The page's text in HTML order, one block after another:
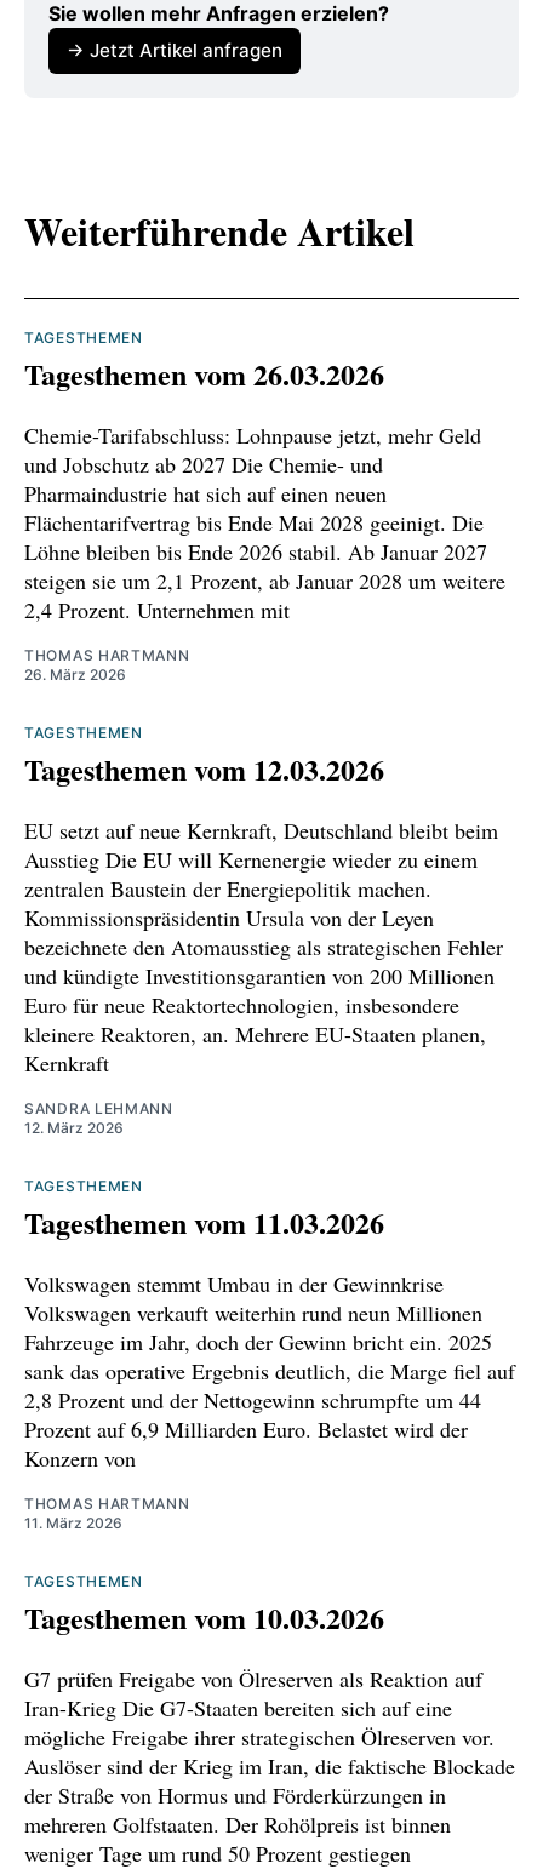
ist/
https://www.gtai.de/de/trade/mercosur/wirtsch
deutschland--1969124
muenchen.de/ratgeber/internationalisierung/lae
nder-und-maerkte/mittel-und-suedamerika/eu-
mercosur/
https://www.tagesschau.de/wirtschaft/weltwirt
schaft/faq-mercosur-abkommen-100.html
https://www.zdfheute.de/politik/ausland/trump-
usa-groenland-zoelle-eu-nato-100.html
https://www.handelsblatt.com/politik/internatio
nal/groenland-europaeer-warnen-trump-in-
streit/100192574.html
https://www.focus.de/politik/ausland/trumps-
zoll-eskalation-offenbart-die-welt-tickt-heute-
nach-ganz-neuen-gesetzen_b01e7380-4ae9-
45be-a9b5-05130913aa88.html
https://www.deutschlandfunk.de/groenland-
weisen-trumps-neuerliche-zoll-drohung-
r/groenland-streit-deutsche-wirtschaft-
entsetzt-ueber-trumps-zolldrohung-neuer-
tiefpunkt/100192468.html
https://www.zew.de/presse/pressearchiv/zew-
praesident-achim-wambach-fuer-weitere-
fuenf-jahre-im-amt-bestaetigt
praesident-achim-wambach-zum-mercosur-
https://www.deutschlandfunk.de/mercosur-
steht-interview-mit-achim-wambach-
oekonom-zew-mannheim-100.html
https://ard.social/@tagesschau/1159116349065
88370
https://www.tagesschau.de/wirtschaft/weltwirt
schaft/achim-wambach-europas-
Sie wollen mehr Anfragen erzielen?
→ Jetzt Artikel anfragen
Weiterführende Artikel
TAGESTHEMEN
Tagesthemen vom 26.03.2026
Chemie-Tarifabschluss: Lohnpause jetzt, mehr Geld
und Jobschutz ab 2027 Die Chemie- und
Pharmaindustrie hat sich auf einen neuen
Flächentarifvertrag bis Ende Mai 2028 geeinigt. Die
Löhne bleiben bis Ende 2026 stabil. Ab Januar 2027
steigen sie um 2,1 Prozent, ab Januar 2028 um weitere
2,4 Prozent. Unternehmen mit
THOMAS HARTMANN
26. März 2026
TAGESTHEMEN
Tagesthemen vom 12.03.2026
EU setzt auf neue Kernkraft, Deutschland bleibt beim
Ausstieg Die EU will Kernenergie wieder zu einem
zentralen Baustein der Energiepolitik machen.
Kommissionspräsidentin Ursula von der Leyen
bezeichnete den Atomausstieg als strategischen Fehler
und kündigte Investitionsgarantien von 200 Millionen
Euro für neue Reaktortechnologien, insbesondere
kleinere Reaktoren, an. Mehrere EU-Staaten planen,
Kernkraft
SANDRA LEHMANN
12. März 2026
TAGESTHEMEN
Tagesthemen vom 11.03.2026
Volkswagen stemmt Umbau in der Gewinnkrise
Volkswagen verkauft weiterhin rund neun Millionen
Fahrzeuge im Jahr, doch der Gewinn bricht ein. 2025
sank das operative Ergebnis deutlich, die Marge fiel auf
2,8 Prozent und der Nettogewinn schrumpfte um 44
Prozent auf 6,9 Milliarden Euro. Belastet wird der
Konzern von
THOMAS HARTMANN
11. März 2026
TAGESTHEMEN
Tagesthemen vom 10.03.2026
G7 prüfen Freigabe von Ölreserven als Reaktion auf
Iran-Krieg Die G7-Staaten bereiten sich auf eine
mögliche Freigabe ihrer strategischen Ölreserven vor.
Auslöser sind der Krieg im Iran, die faktische Blockade
der Straße von Hormus und Förderkürzungen in
mehreren Golfstaaten. Der Rohölpreis ist binnen
weniger Tage um rund 50 Prozent gestiegen